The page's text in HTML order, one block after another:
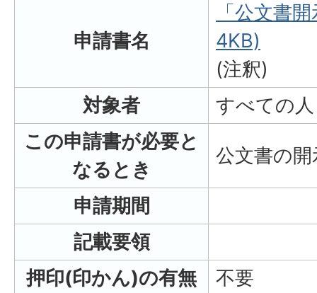
申請書名
「公文書
4KB)
(注釈)
対象者
すべての人
この申請書が必要と
なるとき
公文書の
申請期間
記載要領
押印(印かん)の有無
不要